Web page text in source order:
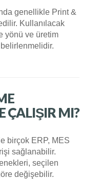
genellikle Print &
Kullanılacak
yönü ve üretim
ÇALIŞIR MI?
birçok ERP, MES
sağlanabilir.
seçilen
değişebilir.